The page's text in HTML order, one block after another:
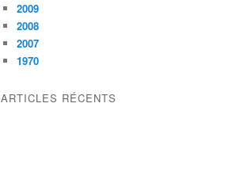
2009
2008
2007
1970
ARTICLES RÉCENTS